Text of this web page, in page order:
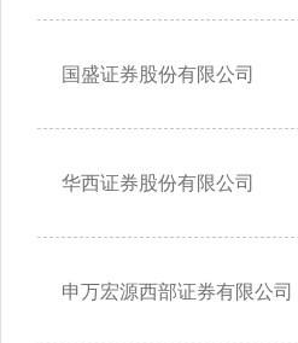
国盛证券股份有限公司
华西证券股份有限公司
申万宏源西部证券有限公司